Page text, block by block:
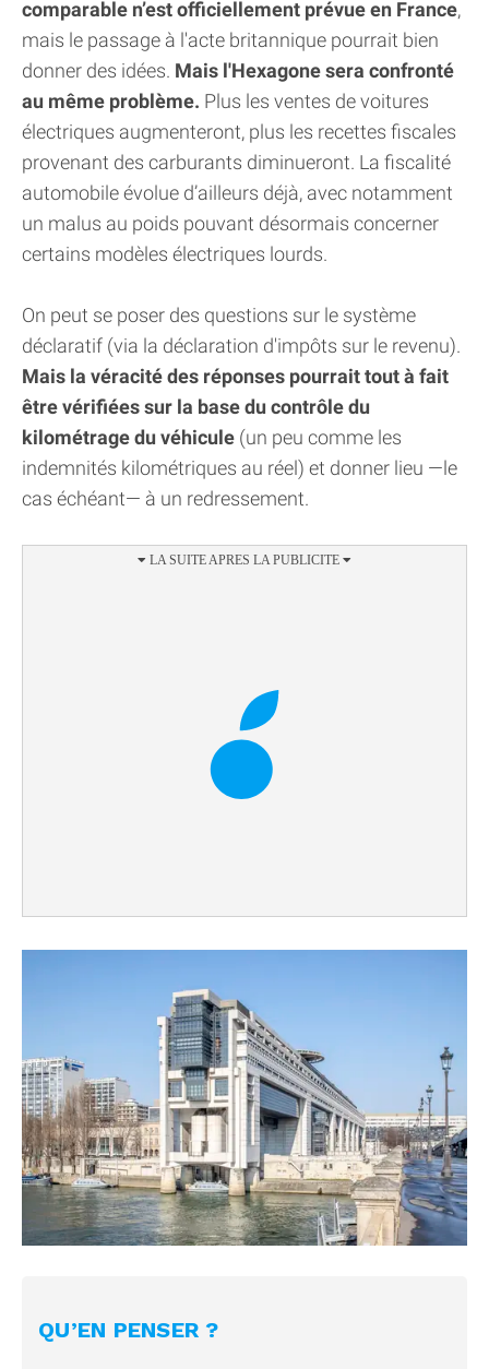
comparable n’est officiellement prévue en France,
mais le passage à l'acte britannique pourrait bien
donner des idées. Mais l'Hexagone sera confronté
au même problème. Plus les ventes de voitures
électriques augmenteront, plus les recettes fiscales
provenant des carburants diminueront. La fiscalité
automobile évolue d’ailleurs déjà, avec notamment
un malus au poids pouvant désormais concerner
certains modèles électriques lourds.
On peut se poser des questions sur le système
déclaratif (via la déclaration d'impôts sur le revenu).
Mais la véracité des réponses pourrait tout à fait
être vérifiées sur la base du contrôle du
kilométrage du véhicule (un peu comme les
indemnités kilométriques au réel) et donner lieu —le
cas échéant— à un redressement.
QU’EN PENSER ?